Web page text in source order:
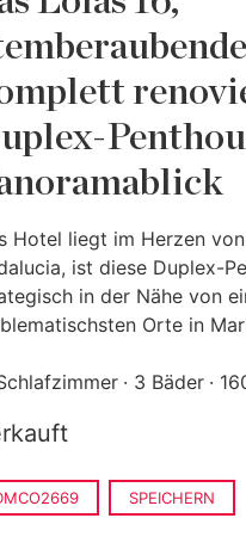
Hotel liegt im Herzen
ist diese Duplex-
in der Nähe von
Orte in
3 Bäder
SPEICHERN